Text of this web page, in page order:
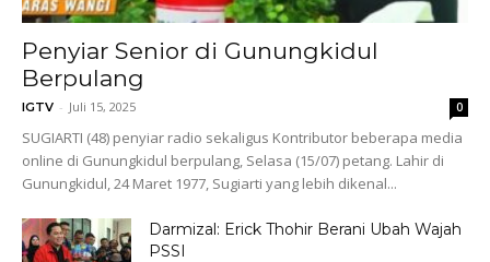
Penyiar Senior di Gunungkidul
Berpulang
IGTV - Juli 15, 2025 0
SUGIARTI (48) penyiar radio sekaligus Kontributor beberapa media
online di Gunungkidul berpulang, Selasa (15/07) petang. Lahir di
Gunungkidul, 24 Maret 1977, Sugiarti yang lebih dikenal...
Darmizal: Erick Thohir Berani Ubah Wajah
PSSI